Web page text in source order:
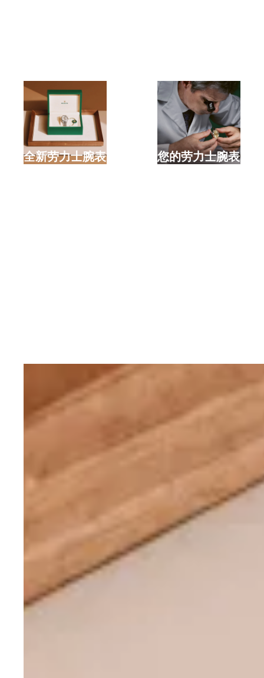
选购全新劳力士腕表 检修您的劳力士腕表